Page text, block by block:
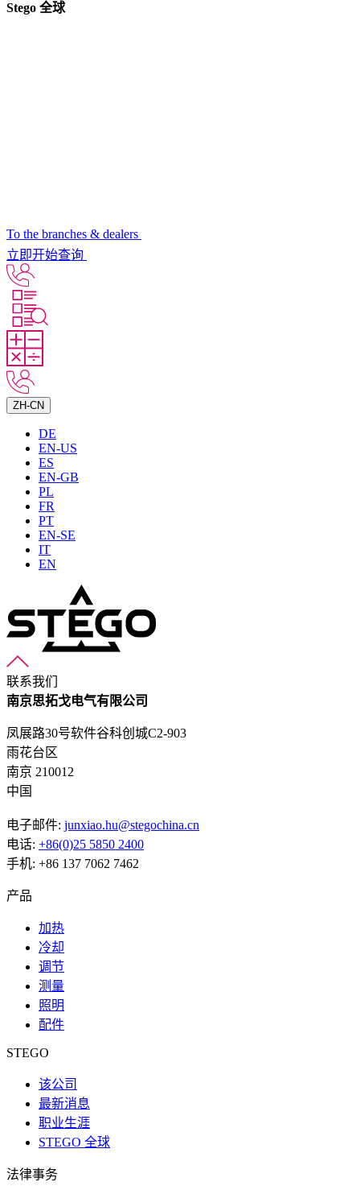
Stego 全球
To the branches & dealers
立即开始查询
ZH-CN
DE
EN-US
ES
EN-GB
PL
FR
PT
EN-SE
IT
EN
联系我们
南京思拓戈电气有限公司
凤展路30号软件谷科创城C2-903
雨花台区
南京 210012
中国
电子邮件: junxiao.hu@stegochina.cn
电话: +86(0)25 5850 2400
手机: +86 137 7062 7462
产品
加热
冷却
调节
测量
照明
配件
STEGO
该公司
最新消息
职业生涯
STEGO 全球
法律事务